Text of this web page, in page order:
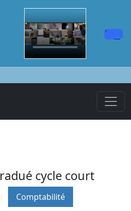
cycle court
Comptabilité